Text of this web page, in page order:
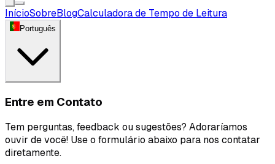
InícioSobreBlogCalculadora de Tempo de Leitura
Português
Entre em Contato
Tem perguntas, feedback ou sugestões? Adoraríamos
ouvir de você! Use o formulário abaixo para nos contatar
diretamente.